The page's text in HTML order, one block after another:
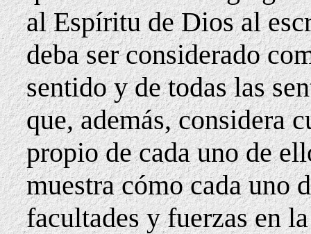
al Espíritu de Dios al
deba ser considerado
sentido y de todas las
que, además, considera
propio de cada uno de
muestra cómo cada uno
facultades y fuerzas en